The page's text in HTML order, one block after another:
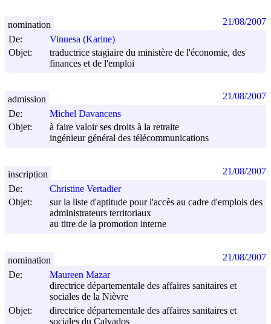
De:
Vinuesa (Karine)
Objet:
traductrice stagiaire du ministère de l'économie, des
finances et de l'emploi
nomination 21/08/2007
De:
Michel Davancens
Objet:
à faire valoir ses droits à la retraite
ingénieur général des télécommunications
admission 21/08/2007
De:
Christine Vertadier
Objet:
sur la liste d'aptitude pour l'accès au cadre d'emplois des
administrateurs territoriaux
au titre de la promotion interne
inscription 21/08/2007
De:
Maureen Mazar
directrice départementale des affaires sanitaires et
sociales de la Nièvre
Objet:
directrice départementale des affaires sanitaires et
sociales du Calvados
nomination 21/08/2007